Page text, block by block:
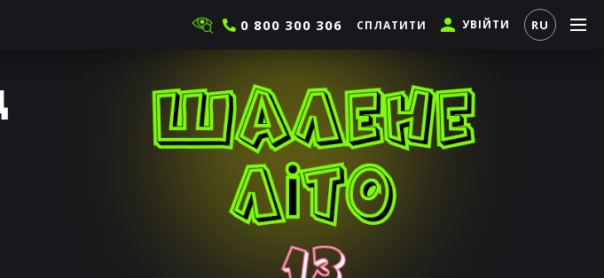
0 800 300 306 СПЛАТИТИ УВІЙТИ RU